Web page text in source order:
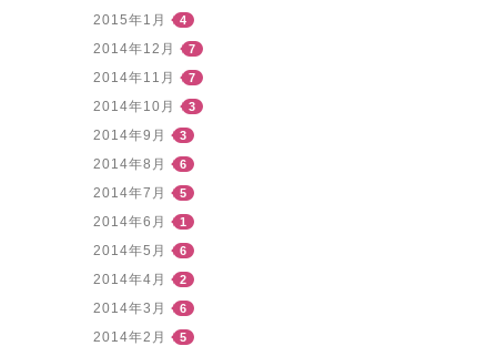
2015年1月 4
2014年12月 7
2014年11月 7
2014年10月 3
2014年9月 3
2014年8月 6
2014年7月 5
2014年6月 1
2014年5月 6
2014年4月 2
2014年3月 6
2014年2月 5